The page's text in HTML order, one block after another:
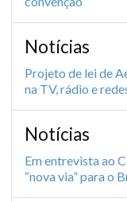
Notícias
Projeto de lei de
na TV, rádio e
Notícias
Em entrevista ao
“nova via” para o